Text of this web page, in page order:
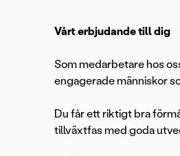
Vårt erbjudande till dig
Som medarbetare hos
engagerade människor
Du får ett riktigt bra
tillväxtfas med goda